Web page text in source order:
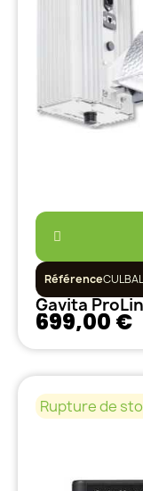
Référence
Gavita
699,00 €
Rupture de